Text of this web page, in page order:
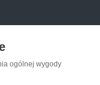
ogólnej wygody